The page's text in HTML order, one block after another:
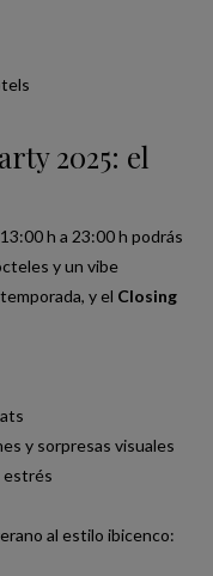
2025: el
h a 23:00 h podrás
y un vibe
y el Closing
y sorpresas visuales
estrés
al estilo ibicenco: